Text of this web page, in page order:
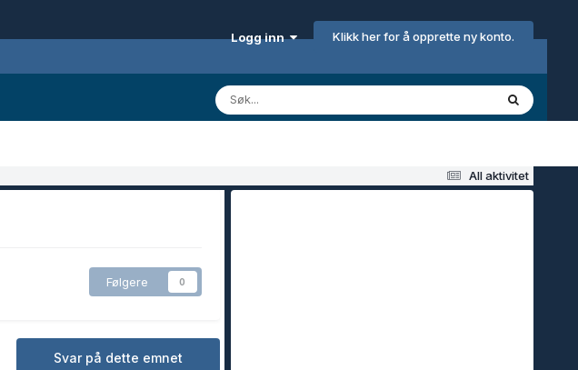
Logg inn Klikk her for å opprette ny konto.
All aktivitet
Følgere 0
Svar på dette emnet